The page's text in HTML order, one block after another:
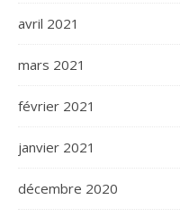
avril 2021
mars 2021
février 2021
janvier 2021
décembre 2020